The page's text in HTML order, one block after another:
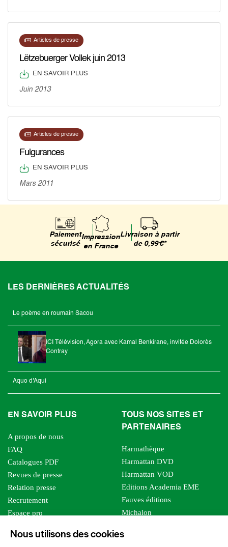
Nous utilisons des cookies
Articles de presse
Lëtzebuerger Vollek juin 2013
EN SAVOIR PLUS
Juin 2013
Articles de presse
Fulgurances
EN SAVOIR PLUS
Mars 2011
Paiement
sécurisé
Impression
en France
Livraison à partir
de 0,99€*
LES DERNIÈRES ACTUALITÉS
Le poème en roumain Sacou
ICI Télévision, Agora avec Kamal Benkirane, invitée Dolorès
Contray
Aquo d'Aqui
EN SAVOIR PLUS
A propos de nous
FAQ
Catalogues PDF
Revues de presse
Relation presse
Recrutement
Espace pro
Foreign rights
TOUS NOS SITES ET
PARTENAIRES
Harmathèque
Harmattan DVD
Harmattan VOD
Editions Academia EME
Fauves éditions
Michalon
Editions Sutton